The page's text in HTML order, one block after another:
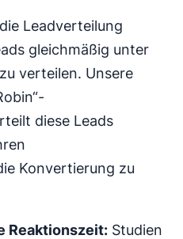
Leadverteilung
gleichmäßig unter
verteilen. Unsere
diese Leads
Konvertierung zu
Reaktionszeit: Studien